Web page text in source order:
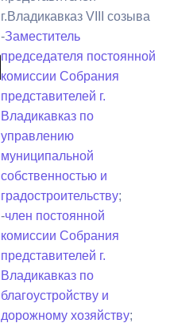
г.Владикавказ VIII созыва
-Заместитель
председателя постоянной
комиссии Собрания
представителей г.
Владикавказ по
управлению
муниципальной
собственностью и
градостроительству;
-член постоянной
комиссии Собрания
представителей г.
Владикавказ по
благоустройству и
дорожному хозяйству;